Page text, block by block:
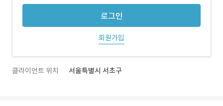
로그인
회원가입
클라이언트 위치 서울특별시 서초구